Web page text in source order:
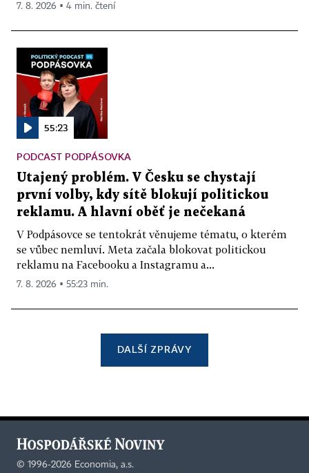
7. 8. 2026 ▪ 4 min. čtení
55:23
PODCAST PODPÁSOVKA
Utajený problém. V Česku se chystají
první volby, kdy sítě blokují politickou
reklamu. A hlavní oběť je nečekaná
V Podpásovce se tentokrát věnujeme tématu, o kterém
se vůbec nemluví. Meta začala blokovat politickou
reklamu na Facebooku a Instagramu a...
7. 8. 2026 ▪ 55:23 min.
DALŠÍ ZPRÁVY
© 1996-2026 Economia, a.s.